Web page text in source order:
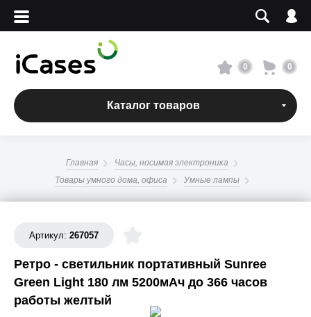
Вход
Сервисный центр
О магазине
Адреса магазинов
+7 495 960-31-54
+7 800 500-31-47
0 0
Каталог товаров
Главная
Часы, носимая электроника
Товары умного дома, офиса
Умные лампы
Артикул: 267057
Ретро - светильник портативный Sunree
Green Light 180 лм 5200мАч до 366 часов
работы желтый